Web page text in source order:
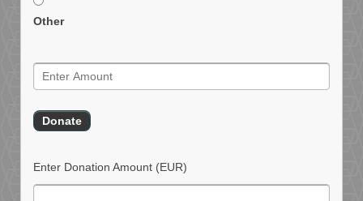
Other
Enter Donation Amount (EUR)